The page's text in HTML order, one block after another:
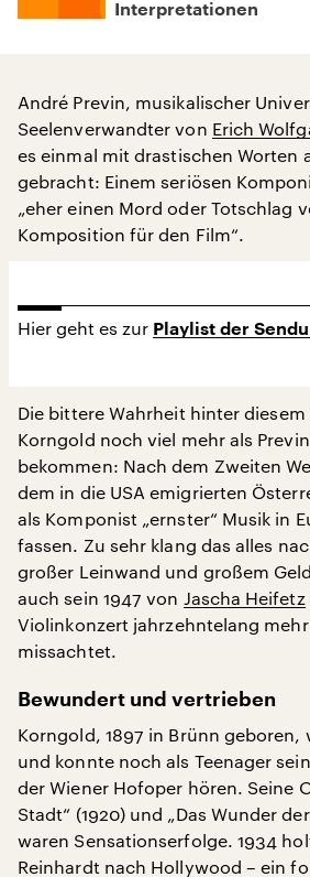
Interpretationen
André Previn, musikalischer
Seelenverwandter von Erich
es einmal mit drastischen Worten
gebracht: Einem seriösen
„eher einen Mord oder Totschlag
Komposition für den Film“.
Hier geht es zur Playlist der
Die bittere Wahrheit hinter
Korngold noch viel mehr als
bekommen: Nach dem Zweiten
dem in die USA emigrierten
als Komponist „ernster“ Musik in
fassen. Zu sehr klang das alles
großer Leinwand und großem
auch sein 1947 von Jascha Heifetz
Violinkonzert jahrzehntelang
missachtet.
Bewundert und vertrieben
Korngold, 1897 in Brünn geboren,
und konnte noch als Teenager
der Wiener Hofoper hören. Seine
Stadt“ (1920) und „Das Wunder
waren Sensationserfolge. 1934
Reinhardt nach Hollywood – ein